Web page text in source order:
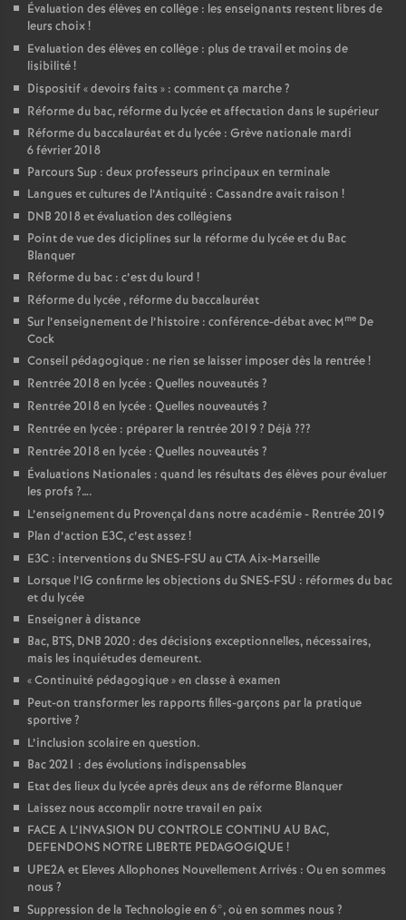
Évaluation des élèves en collège : les enseignants restent libres de
leurs choix!
Evaluation des élèves en collège : plus de travail et moins de
lisibilité!
Dispositif «devoirs faits » : comment ça marche?
Réforme du bac, réforme du lycée et affectation dans le supérieur
Réforme du baccalauréat et du lycée : Grève nationale mardi
6 février 2018
Parcours Sup : deux professeurs principaux en terminale
Langues et cultures de l’Antiquité : Cassandre avait raison !
DNB 2018 et évaluation des collégiens
Point de vue des diciplines sur la réforme du lycée et du Bac
Blanquer
Réforme du bac : c’est du lourd !
Réforme du lycée , réforme du baccalauréat
Sur l’enseignement de l’histoire : conférence-débat avec Mme De
Cock
Conseil pédagogique : ne rien se laisser imposer dès la rentrée!
Rentrée 2018 en lycée : Quelles nouveautés ?
Rentrée 2018 en lycée : Quelles nouveautés ?
Rentrée en lycée : préparer la rentrée 2019? Déjà ???
Rentrée 2018 en lycée : Quelles nouveautés ?
Évaluations Nationales : quand les résultats des élèves pour évaluer
les profs ?….
L’enseignement du Provençal dans notre académie - Rentrée 2019
Plan d’action E3C, c’est assez!
E3C : interventions du SNES-FSU au CTA Aix-Marseille
Lorsque l’IG confirme les objections du SNES-FSU : réformes du bac
et du lycée
Enseigner à distance
Bac, BTS, DNB 2020 : des décisions exceptionnelles, nécessaires,
mais les inquiétudes demeurent.
«Continuité pédagogique» en classe à examen
Peut-on transformer les rapports filles-garçons par la pratique
sportive?
L’inclusion scolaire en question.
Bac 2021 : des évolutions indispensables
Etat des lieux du lycée après deux ans de réforme Blanquer
Laissez nous accomplir notre travail en paix
FACE A L’INVASION DU CONTROLE CONTINU AU BAC,
DEFENDONS NOTRE LIBERTE PEDAGOGIQUE !
UPE2A et Eleves Allophones Nouvellement Arrivés : Ou en sommes
nous ?
Suppression de la Technologie en 6°, où en sommes nous ?